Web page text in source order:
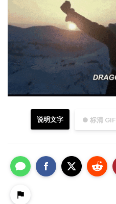
● 标清 GIF
说明文字